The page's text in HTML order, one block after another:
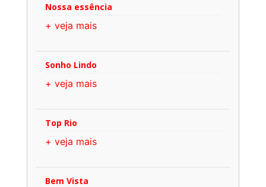
Nossa essência
+ veja mais
Sonho Lindo
+ veja mais
Top Rio
+ veja mais
Bem Vista